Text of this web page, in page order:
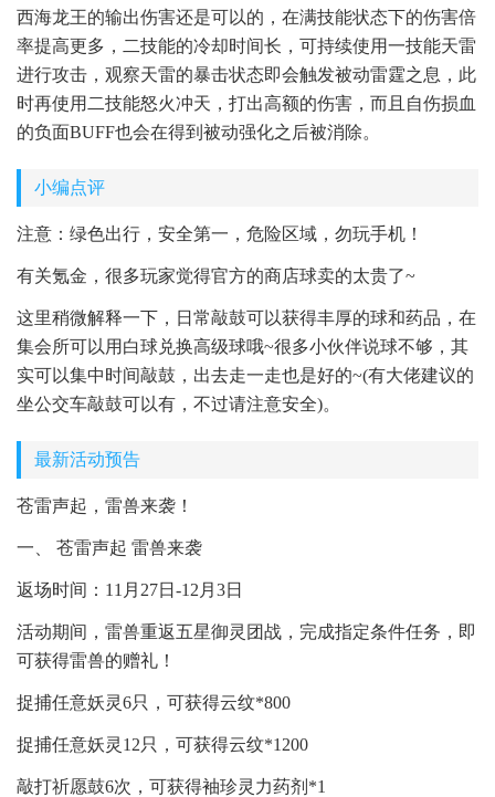
西海龙王的输出伤害还是可以的，在满技能状态下的伤害倍
率提高更多，二技能的冷却时间长，可持续使用一技能天雷
进行攻击，观察天雷的暴击状态即会触发被动雷霆之息，此
时再使用二技能怒火冲天，打出高额的伤害，而且自伤损血
的负面BUFF也会在得到被动强化之后被消除。
小编点评
注意：绿色出行，安全第一，危险区域，勿玩手机！
有关氪金，很多玩家觉得官方的商店球卖的太贵了~
这里稍微解释一下，日常敲鼓可以获得丰厚的球和药品，在
集会所可以用白球兑换高级球哦~很多小伙伴说球不够，其
实可以集中时间敲鼓，出去走一走也是好的~(有大佬建议的
坐公交车敲鼓可以有，不过请注意安全)。
最新活动预告
苍雷声起，雷兽来袭！
一、 苍雷声起 雷兽来袭
返场时间：11月27日-12月3日
活动期间，雷兽重返五星御灵团战，完成指定条件任务，即
可获得雷兽的赠礼！
捉捕任意妖灵6只，可获得云纹*800
捉捕任意妖灵12只，可获得云纹*1200
敲打祈愿鼓6次，可获得袖珍灵力药剂*1